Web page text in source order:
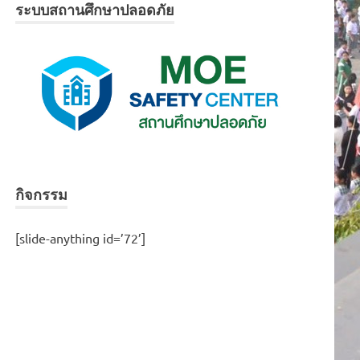
ระบบสถานศึกษาปลอดภัย
กิจกรรม
[slide-anything id=’72’]